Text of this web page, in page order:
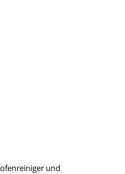
und